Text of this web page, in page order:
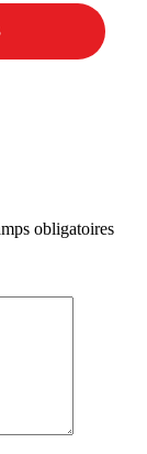
obligatoires